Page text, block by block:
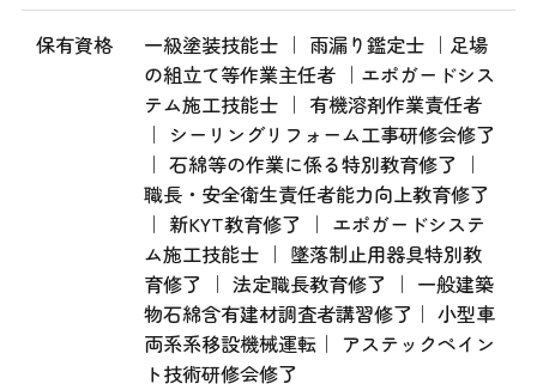
保有資格
一級塗装技能士 ｜ 雨漏り鑑定士 ｜足場
の組立て等作業主任者 ｜エポガードシス
テム施工技能士 ｜ 有機溶剤作業責任者
｜ シーリングリフォーム工事研修会修了
｜ 石綿等の作業に係る特別教育修了 ｜
職長・安全衛生責任者能力向上教育修了
｜ 新KYT教育修了 ｜ エポガードシステ
ム施工技能士 ｜ 墜落制止用器具特別教
育修了 ｜ 法定職長教育修了 ｜ 一般建築
物石綿含有建材調査者講習修了｜ 小型車
両系系移設機械運転｜ アステックペイン
ト技術研修会修了